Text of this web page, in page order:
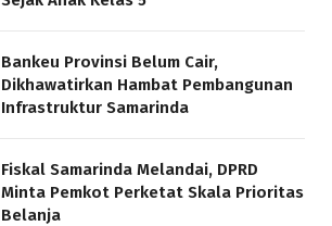
Bankeu Provinsi Belum Cair,
Dikhawatirkan Hambat Pembangunan
Infrastruktur Samarinda
Fiskal Samarinda Melandai, DPRD
Minta Pemkot Perketat Skala Prioritas
Belanja